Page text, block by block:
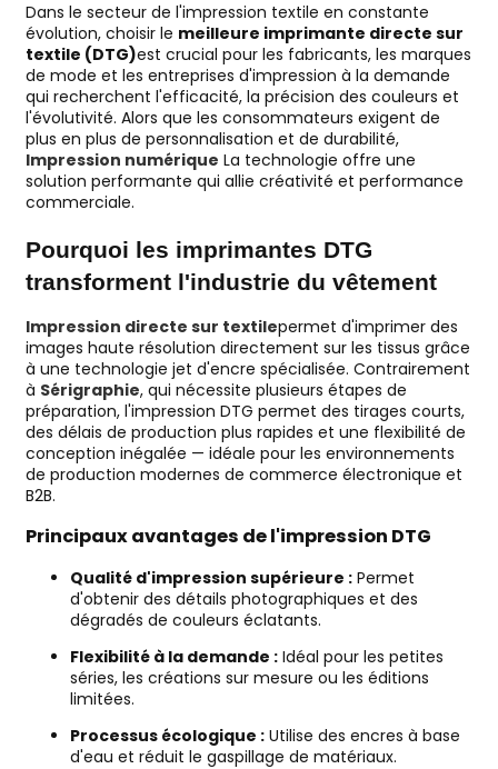
Dans le secteur de l'impression textile en constante
évolution, choisir le meilleure imprimante directe sur
textile (DTG)est crucial pour les fabricants, les marques
de mode et les entreprises d'impression à la demande
qui recherchent l'efficacité, la précision des couleurs et
l'évolutivité. Alors que les consommateurs exigent de
plus en plus de personnalisation et de durabilité,
Impression numérique La technologie offre une
solution performante qui allie créativité et performance
commerciale.
Pourquoi les imprimantes DTG
transforment l'industrie du vêtement
Impression directe sur textilepermet d'imprimer des
images haute résolution directement sur les tissus grâce
à une technologie jet d'encre spécialisée. Contrairement
à Sérigraphie, qui nécessite plusieurs étapes de
préparation, l'impression DTG permet des tirages courts,
des délais de production plus rapides et une flexibilité de
conception inégalée — idéale pour les environnements
de production modernes de commerce électronique et
B2B.
Principaux avantages de l'impression DTG
Qualité d'impression supérieure :Permet
d'obtenir des détails photographiques et des
dégradés de couleurs éclatants.
Flexibilité à la demande :Idéal pour les petites
séries, les créations sur mesure ou les éditions
limitées.
Processus écologique :Utilise des encres à base
d'eau et réduit le gaspillage de matériaux.